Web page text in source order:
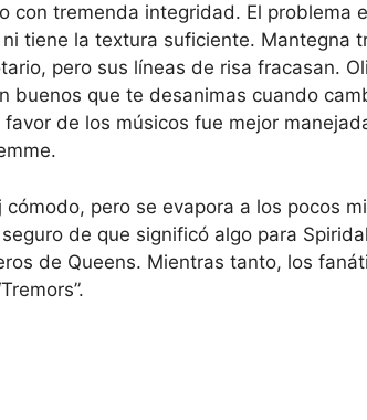
con tremenda integridad. El problema
tiene la textura suficiente. Mantegna
pero sus líneas de risa fracasan.
buenos que te desanimas cuando
de los músicos fue mejor
cómodo, pero se evapora a los pocos
de que significó algo para
de Queens. Mientras tanto, los